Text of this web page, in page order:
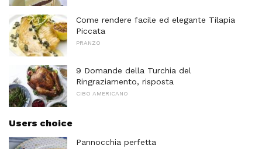
Come rendere facile ed elegante Tilapia
Piccata
PRANZO
9 Domande della Turchia del
Ringraziamento, risposta
CIBO AMERICANO
Users choice
Pannocchia perfetta